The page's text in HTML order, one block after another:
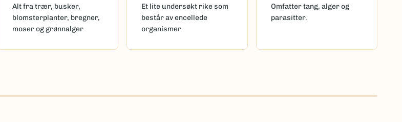
Alt fra trær, busker,
blomsterplanter, bregner,
moser og grønnalger
Et lite undersøkt rike som
består av encellede
organismer
Omfatter tang, alger og
parasitter.